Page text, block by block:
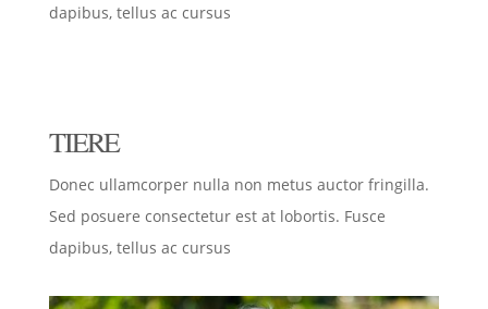
dapibus, tellus ac cursus
TIERE
Donec ullamcorper nulla non metus auctor fringilla.
Sed posuere consectetur est at lobortis. Fusce
dapibus, tellus ac cursus